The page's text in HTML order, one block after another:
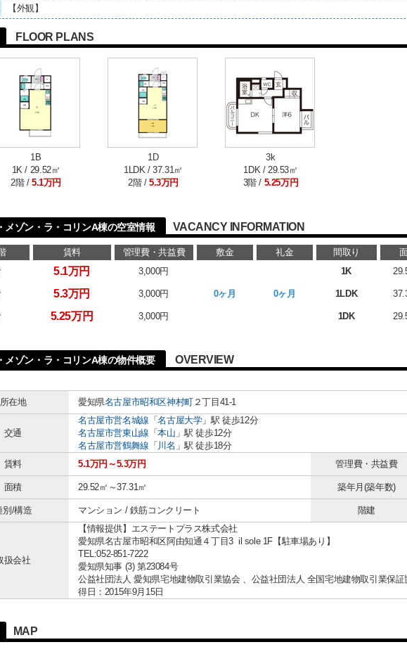
【外観】
FLOOR PLANS
1B
1K / 29.52㎡
2階 / 5.1万円
1D
1LDK / 37.31㎡
2階 / 5.3万円
3k
1DK / 29.53㎡
3階 / 5.25万円
メゾン・ラ・コリンA棟の空室情報 VACANCY INFORMATION
賃料 管理費・共益費 敷金 礼金 間取り
5.1万円 3,000円 1K
5.3万円 3,000円 0ヶ月 0ヶ月 1LDK
5.25万円 3,000円 1DK
メゾン・ラ・コリンA棟の物件概要 OVERVIEW
所在地
愛知県名古屋市昭和区神村町２丁目41-1
交通
名古屋市営名城線 「名古屋大学」駅 徒歩12分
名古屋市営東山線 「本山 」駅 徒歩12分
名古屋市営鶴舞線 「 川名 」駅 徒歩18分
賃料
5.1万円～5.3万円 管理費・共益費
面積 29.52㎡～37.31㎡ 築年月(築年数)
別/構造 マンション / 鉄筋コンクリート 階建
扱会社
【情報提供】エステートプラス株式会社
愛知県名古屋市昭和区阿由知通４丁目3 il sole 1F【駐車場あり】
TEL:052-851-7222
愛知県知事 (3) 第23084号
公益社団法人 愛知県宅地建物取引業協会 、公益社団法人 全国宅地建物取引業保
得日：2015年9月15日
MAP